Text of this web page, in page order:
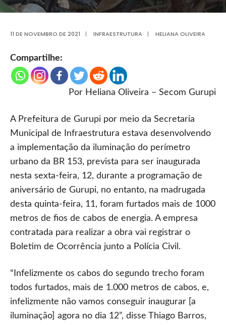
11 DE NOVEMBRO DE 2021 | INFRAESTRUTURA | HELIANA OLIVEIRA
Compartilhe:
Por Heliana Oliveira – Secom Gurupi
A Prefeitura de Gurupi por meio da Secretaria
Municipal de Infraestrutura estava desenvolvendo
a implementação da iluminação do perímetro
urbano da BR 153, prevista para ser inaugurada
nesta sexta-feira, 12, durante a programação de
aniversário de Gurupi, no entanto, na madrugada
desta quinta-feira, 11, foram furtados mais de 1000
metros de fios de cabos de energia. A empresa
contratada para realizar a obra vai registrar o
Boletim de Ocorrência junto a Polícia Civil.
“Infelizmente os cabos do segundo trecho foram
todos furtados, mais de 1.000 metros de cabos, e,
infelizmente não vamos conseguir inaugurar [a
iluminação] agora no dia 12”, disse Thiago Barros,